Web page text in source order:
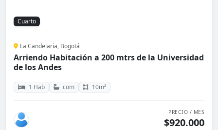
Cuarto
La Candelaria, Bogotá
Arriendo Habitación a 200 mtrs de la Universidad
de los Andes
1 Hab com 10m²
PRECIO / MES
$920.000